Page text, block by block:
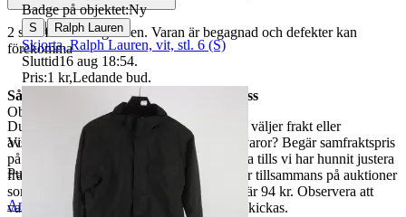
2 små fläckar höger ben. Varan är begagnad och defekter kan
förekomma
Så här går det till när du handlar hos oss
Du betalar din order direkt på Tradera och väljer frakt eller
avhämtning. Vill du att vi samfraktar fler varor? Begär samfraktspris
på din Traderasida och vänta med att betala tills vi har hunnit justera
fraktpriset. Vi samfraktar upp till fyra varor tillsammans på auktioner
som avslutas samma dag. Samfraktspriset är 94 kr. Observera att
varor märkta endast avhämtning inte kan skickas.
Objektnr
735 039 419
Visningar
167
Publicerad
5 jun 21:31
Anmäl Sälj liknande
Badge på objektet:Ny
S | Ralph Lauren
Skjorta, Ralph Lauren, vit, stl. 6 (S)
Sluttid16 aug 18:54.
Pris:1 kr,Ledande bud.